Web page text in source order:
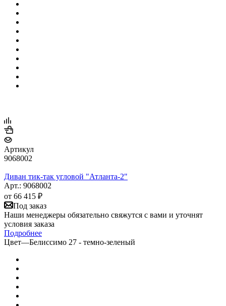
Артикул
9068002
Диван тик-так угловой "Атланта-2"
Арт.: 9068002
от 66 415 ₽
Под заказ
Наши менеджеры обязательно свяжутся с вами и уточнят
условия заказа
Подробнее
Цвет—Белиссимо 27 - темно-зеленый